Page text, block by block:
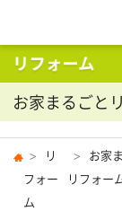
お家まるごと
リ
フォー
ム
お家
リフォー